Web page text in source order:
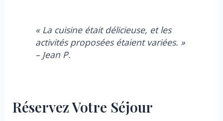
« La cuisine était délicieuse, et les
activités proposées étaient variées. »
– Jean P.
Réservez Votre Séjour